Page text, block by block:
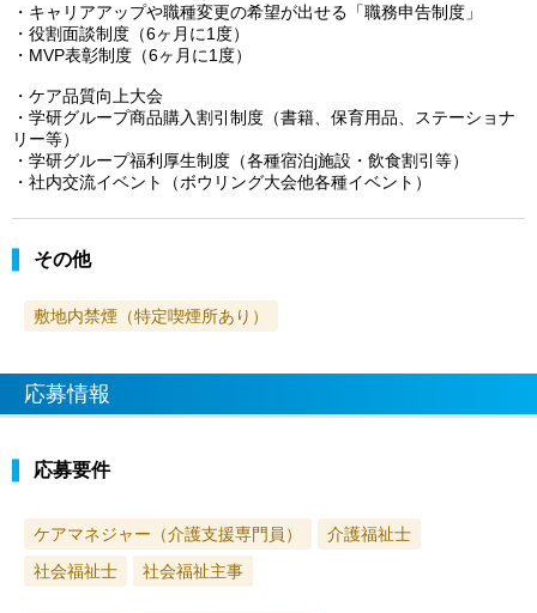
・キャリアアップや職種変更の希望が出せる「職務申告制度」
・役割面談制度（6ヶ月に1度）
・MVP表彰制度（6ヶ月に1度）
・ケア品質向上大会
・学研グループ商品購入割引制度（書籍、保育用品、ステーショナ
リー等）
・学研グループ福利厚生制度（各種宿泊j施設・飲食割引等）
・社内交流イベント（ボウリング大会他各種イベント）
その他
敷地内禁煙（特定喫煙所あり）
応募情報
応募要件
ケアマネジャー（介護支援専門員）
介護福祉士
社会福祉士
社会福祉主事